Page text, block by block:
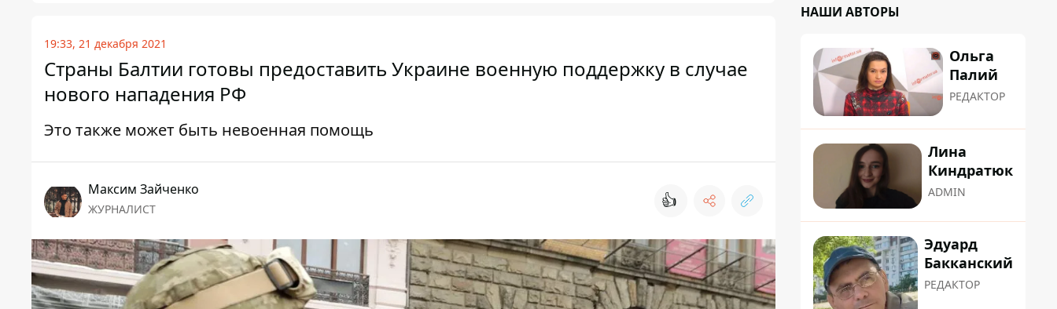
19:33, 21 декабря 2021
Страны Балтии готовы предоставить Украине военную поддержку в случае
нового нападения РФ
Это также может быть невоенная помощь
Максим Зайченко
ЖУРНАЛИСТ 👍
НАШИ АВТОРЫ
Ольга
Палий
РЕДАКТОР
Лина
Киндратюк
ADMIN
Эдуард
Бакканский
РЕДАКТОР